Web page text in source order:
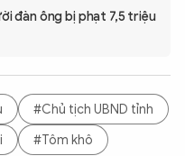
đàn ông bị phạt 7,5 triệu
#Chủ tịch UBND tỉnh
#Tôm khô